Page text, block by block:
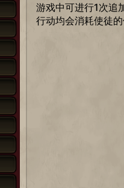
游戏中可进行1次追
行动均会消耗使徒